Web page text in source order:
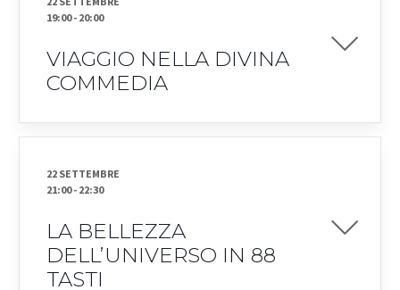
19:00- 20:00
VIAGGIO NELLA DIVINA
COMMEDIA
22 SETTEMBRE
21:00- 22:30
LA BELLEZZA
DELL’UNIVERSO IN 88
TASTI